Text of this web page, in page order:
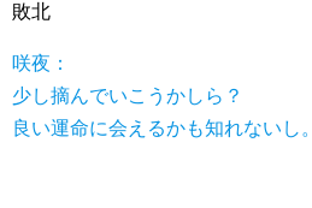
敗北
咲夜：
少し摘んでいこうかしら？
良い運命に会えるかも知れないし。